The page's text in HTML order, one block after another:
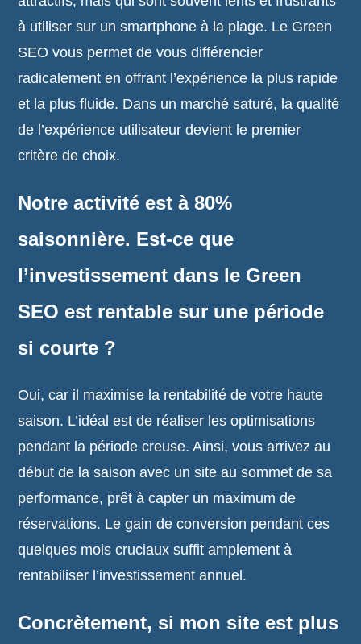
à utiliser sur un smartphone à la plage. Le Green
SEO vous permet de vous différencier
radicalement en offrant l’expérience la plus rapide
et la plus fluide. Dans un marché saturé, la qualité
de l’expérience utilisateur devient le premier
critère de choix.
Notre activité est à 80%
saisonnière. Est-ce que
l’investissement dans le Green
SEO est rentable sur une période
si courte ?
Oui, car il maximise la rentabilité de votre haute
saison. L’idéal est de réaliser les optimisations
pendant la période creuse. Ainsi, vous arrivez au
début de la saison avec un site au sommet de sa
performance, prêt à capter un maximum de
réservations. Le gain de conversion pendant ces
quelques mois cruciaux suffit amplement à
rentabiliser l’investissement annuel.
Concrètement, si mon site est plus